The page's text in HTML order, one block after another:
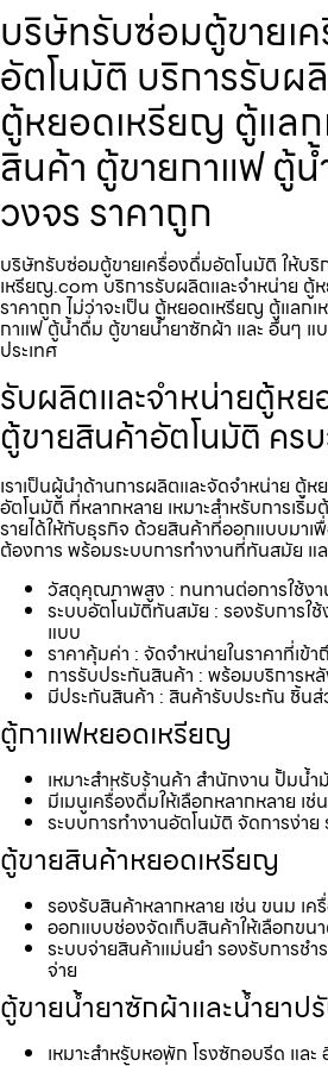
บริษัทรับซ่อมตู้ขายเ
อัตโนมัติ บริการรับผ
ตู้หยอดเหรียญ ตู้แล
สินค้า ตู้ขายกาแฟ ตู้
วงจร ราคาถูก
บริษัทรับซ่อมตู้ขายเครื่องดื่ม​อัตโนมัติ ให้บริ
เหรียญ.com บริการรับผลิตและจำหน่าย ตู้
ราคาถูก ไม่ว่าจะเป็น ตู้หยอดเหรียญ ตู้แลก
กาแฟ ตู้น้ำดื่ม ตู้ขายน้ำยาซักผ้า และ อื่นๆ
ประเทศ
รับผลิตและจำหน่ายตู้หย
ตู้ขายสินค้าอัตโนมัติ คร
เราเป็นผู้นำด้านการผลิตและจัดจำหน่าย ตู้
อัตโนมัติ ที่หลากหลาย เหมาะสำหรับการเริ่
รายได้ให้กับธุรกิจ ด้วยสินค้าที่ออกแบบมา
ต้องการ พร้อมระบบการทำงานที่ทันสมัย แล
วัสดุคุณภาพสูง : ทนทานต่อการใช้งา
ระบบอัตโนมัติทันสมัย : รองรับการใช้
แบบ
ราคาคุ้มค่า : จัดจำหน่ายในราคาที่เข้า
การรับประกันสินค้า : พร้อมบริการห
มีประกันสินค้า : สินค้ารับประกัน ชิ้นส่
ตู้กาแฟหยอดเหรียญ
เหมาะสำหรับร้านค้า สำนักงาน ปั้มน้
มีเมนูเครื่องดื่มให้เลือกหลากหลาย เช่
ระบบการทำงานอัตโนมัติ จัดการง่าย
ตู้ขายสินค้าหยอดเหรียญ
รองรับสินค้าหลากหลาย เช่น ขนม เค
ออกแบบช่องจัดเก็บสินค้าให้เลือกขน
ระบบจ่ายสินค้าแม่นยำ รองรับการชำ
จ่าย
ตู้ขายน้ำยาซักผ้าและน้ำยาป
เหมาะสำหรับหอพัก โรงซักอบรีด และ